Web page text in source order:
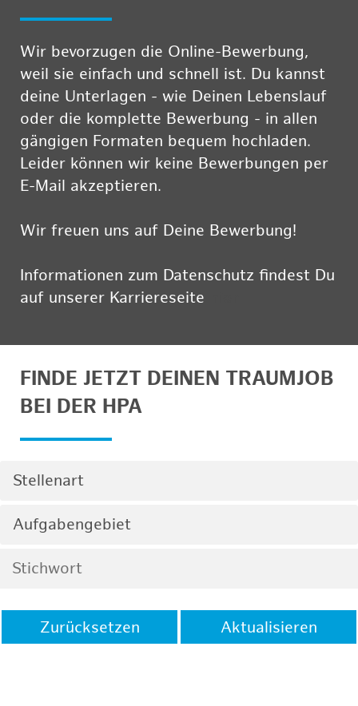
Wir bevorzugen die Online-Bewerbung,
weil sie einfach und schnell ist. Du kannst
deine Unterlagen - wie Deinen Lebenslauf
oder die komplette Bewerbung - in allen
gängigen Formaten bequem hochladen.
Leider können wir keine Bewerbungen per
E-Mail akzeptieren.
Wir freuen uns auf Deine Bewerbung!
Informationen zum Datenschutz findest Du
auf unserer Karriereseite
FINDE JETZT DEINEN TRAUMJOB
BEI DER HPA
Stellenart
Aufgabengebiet
Zurücksetzen Aktualisieren